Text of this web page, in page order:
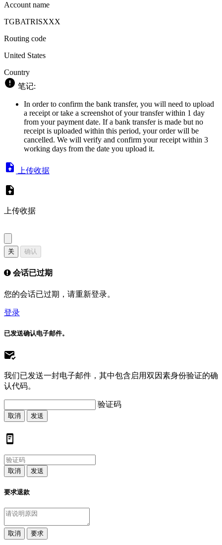
Account name
TGBATRISXXX
Routing code
United States
Country
笔记:
In order to confirm the bank transfer, you will need to upload
a receipt or take a screenshot of your transfer within 1 day
from your payment date. If a bank transfer is made but no
receipt is uploaded within this period, your order will be
cancelled. We will verify and confirm your receipt within 3
working days from the date you upload it.
上传收据
上传收据
关 确认
会话已过期
您的会话已过期，请重新登录。
登录
已发送确认电子邮件。
我们已发送一封电子邮件，其中包含启用双因素身份验证的确
认代码。
验证码
取消 发送
取消 发送
要求退款
取消 要求